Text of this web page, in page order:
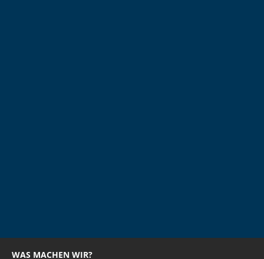
WAS MACHEN WIR?